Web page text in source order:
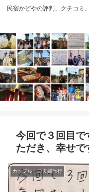
民宿かどやの評判、クチコミ
今回で３回目で
ただき、幸せ
カップル・ご夫婦旅行